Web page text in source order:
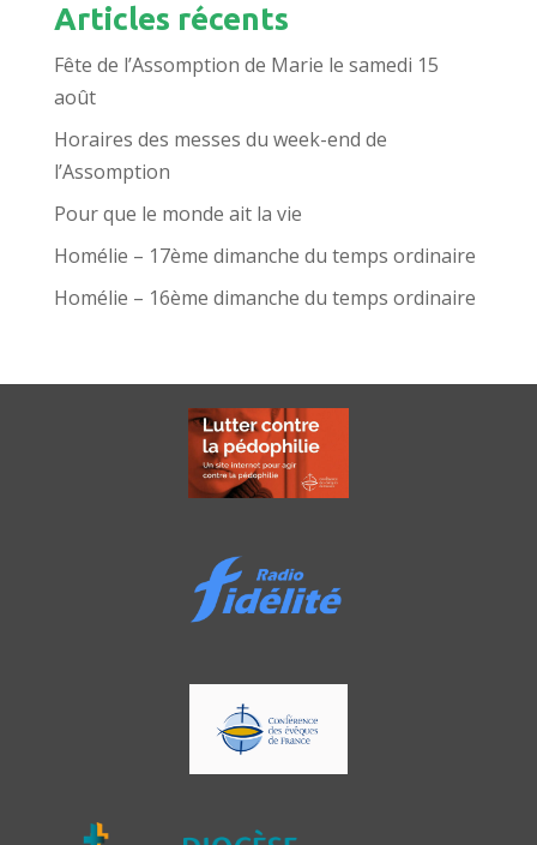
Articles récents
Fête de l’Assomption de Marie le samedi 15
août
Horaires des messes du week-end de
l’Assomption
Pour que le monde ait la vie
Homélie – 17ème dimanche du temps ordinaire
Homélie – 16ème dimanche du temps ordinaire